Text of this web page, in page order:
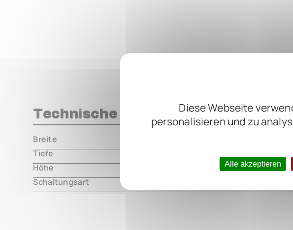
Diese Webseite
personalisieren und zu
Alle akzeptieren
Technische Daten
Breite
Tiefe
Höhe
000.00 mm
Schaltungsart